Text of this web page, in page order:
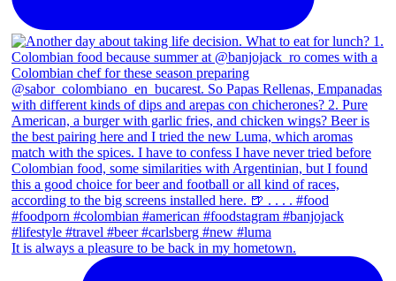
It is always a pleasure to be back in my hometown.